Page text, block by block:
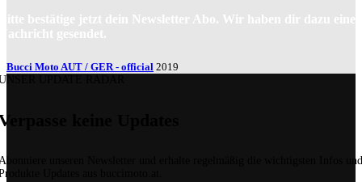
bestätige jetzt dein Newsletter Abo. Wir haben dir dazu eine
gesendet.
Bucci Moto AUT / GER - official 2019
UPDATE RADAR
keine Updates
unseren Newsletter und erhalte regelmäßig die wichtigsten Infos und
Updates aus buccimoto.at.